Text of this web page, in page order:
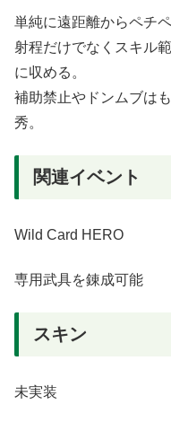
単純に遠距離からペチ
射程だけでなくスキル
に収める。
補助禁止やドンムブは
秀。
関連イベント
Wild Card HERO
専用武具を錬成可能
スキン
未実装